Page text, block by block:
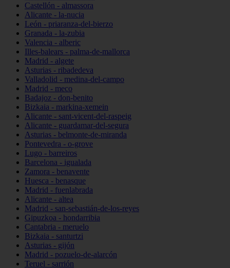
Castellón - almassora
Alicante - la-nucia
León - priaranza-del-bierzo
Granada - la-zubia
Valencia - alberic
Illes-balears - palma-de-mallorca
Madrid - algete
Asturias - ribadedeva
Valladolid - medina-del-campo
Madrid - meco
Badajoz - don-benito
Bizkaia - markina-xemein
Alicante - sant-vicent-del-raspeig
Alicante - guardamar-del-segura
Asturias - belmonte-de-miranda
Pontevedra - o-grove
Lugo - barreiros
Barcelona - igualada
Zamora - benavente
Huesca - benasque
Madrid - fuenlabrada
Alicante - altea
Madrid - san-sebastián-de-los-reyes
Gipuzkoa - hondarribia
Cantabria - meruelo
Bizkaia - santurtzi
Asturias - gijón
Madrid - pozuelo-de-alarcón
Teruel - sarrión